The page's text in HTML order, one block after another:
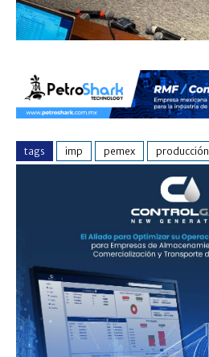
tags imp pemex producción